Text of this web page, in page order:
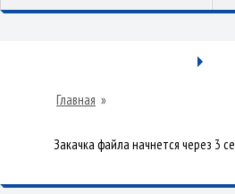
Главная »
Закачка файла начнется через 3